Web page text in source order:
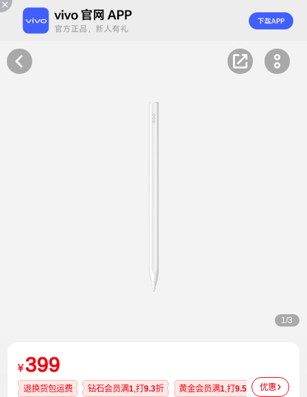
1/3
¥399
退换货包运费 钻石会员满1,打9.3折 黄金会员满1 ,打9.5 折 白银会员
优惠